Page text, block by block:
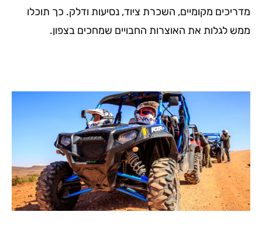
מדריכים מקומיים, השכרת ציוד, נסיעות ודלק. כך תוכלו
ממש לגלות את האוצרות החבויים שמחכים בצפון.